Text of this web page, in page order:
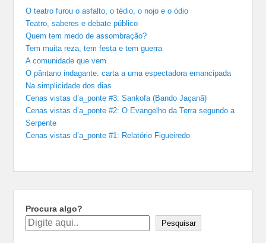
O teatro furou o asfalto, o tédio, o nojo e o ódio
Teatro, saberes e debate público
Quem tem medo de assombração?
Tem muita reza, tem festa e tem guerra
A comunidade que vem
O pântano indagante: carta a uma espectadora emancipada
Na simplicidade dos dias
Cenas vistas d’a_ponte #3: Sankofa (Bando Jaçanã)
Cenas vistas d’a_ponte #2: O Evangelho da Terra segundo a
Serpente
Cenas vistas d’a_ponte #1: Relatório Figueiredo
Procura algo?
Pesquisar